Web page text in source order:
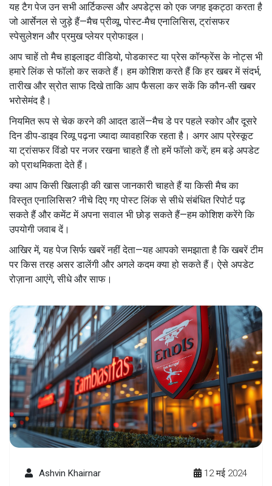
यह टैग पेज उन सभी आर्टिकल्स और अपडेट्स को एक जगह इकट्ठा करता है
जो आर्सेनल से जुड़े हैं—मैच प्रीव्यू, पोस्ट‑मैच एनालिसिस, ट्रांसफर
स्पेसुलेशन और प्रमुख प्लेयर प्रोफाइल।
आप चाहें तो मैच हाइलाइट वीडियो, पोडकास्ट या प्रेस कॉन्फ्रेंस के नोट्स भी
हमारे लिंक से फॉलो कर सकते हैं। हम कोशिश करते हैं कि हर खबर में संदर्भ,
तारीख और स्रोत साफ दिखे ताकि आप फैसला कर सकें कि कौन‑सी खबर
भरोसेमंद है।
नियमित रूप से चेक करने की आदत डालें—मैच डे पर पहले स्कोर और दूसरे
दिन डीप‑डाइव रिव्यू पढ़ना ज्यादा व्यावहारिक रहता है। अगर आप प्रेस्कूट
या ट्रांसफर विंडो पर नजर रखना चाहते हैं तो हमें फॉलो करें; हम बड़े अपडेट
को प्राथमिकता देते हैं।
क्या आप किसी खिलाड़ी की खास जानकारी चाहते हैं या किसी मैच का
विस्तृत एनालिसिस? नीचे दिए गए पोस्ट लिंक से सीधे संबंधित रिपोर्ट पढ़
सकते हैं और कमेंट में अपना सवाल भी छोड़ सकते हैं—हम कोशिश करेंगे कि
उपयोगी जवाब दें।
आखिर में, यह पेज सिर्फ खबरें नहीं देता—यह आपको समझाता है कि खबरें टीम
पर किस तरह असर डालेंगी और अगले कदम क्या हो सकते हैं। ऐसे अपडेट
रोज़ाना आएंगे, सीधे और साफ।
Ashvin Khairnar 12 मई 2024